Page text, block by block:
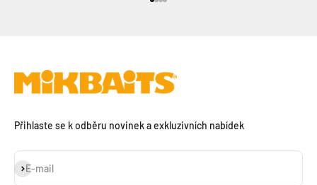
Přihlaste se k odběru novinek a exkluzivních nabídek
E-mail
Přihlásit se k odběru